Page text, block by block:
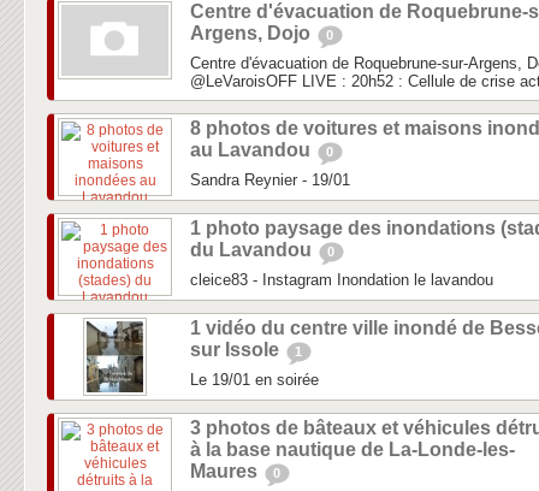
Centre d'évacuation de Roquebrune-
Argens, Dojo
0
Centre d'évacuation de Roquebrune-sur-Argens,
‏@LeVaroisOFF LIVE : 20h52 : Cellule de crise
8 photos de voitures et maisons
au Lavandou
0
Sandra Reynier - 19/01
1 photo paysage des inondations
du Lavandou
0
cleice83 - Instagram Inondation le lavandou
1 vidéo du centre ville inondé de
sur Issole
1
Le 19/01 en soirée
3 photos de bâteaux et véhicules
à la base nautique de La-Londe-les-
Maures
0